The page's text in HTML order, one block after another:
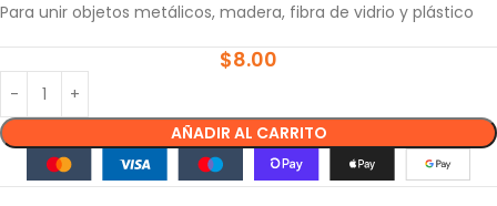
Para unir objetos metálicos, madera, fibra de vidrio y plástico
$8.00
AÑADIR AL CARRITO